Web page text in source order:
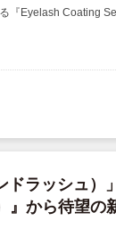
『Eyelash Coating
ラッシュ）
』から待望の